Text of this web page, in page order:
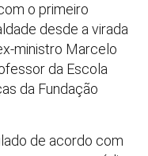
o primeiro
desde a virada
ministro Marcelo
da Escola
da Fundação
de acordo com